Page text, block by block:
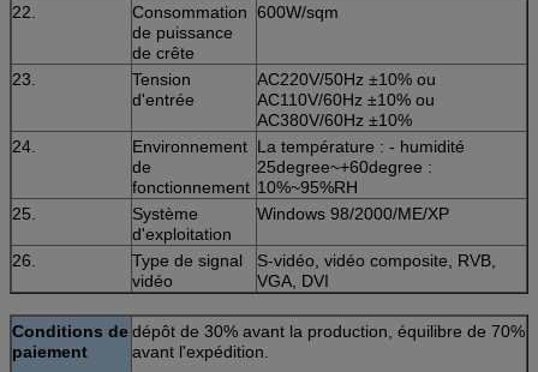
22.
Consommation
de puissance
de crête
600W/sqm
23.
Tension
d'entrée
AC220V/50Hz ±10% ou
AC110V/60Hz ±10% ou
AC380V/60Hz ±10%
24.
Environnement
de
fonctionnement
La température : - humidité
25degree~+60degree :
10%~95%RH
25.
Système
d'exploitation
Windows 98/2000/ME/XP
26.
Type de signal
vidéo
S-vidéo, vidéo composite, RVB,
VGA, DVI
Conditions de
paiement
dépôt de 30% avant la production, équilibre de 70%
avant l'expédition.